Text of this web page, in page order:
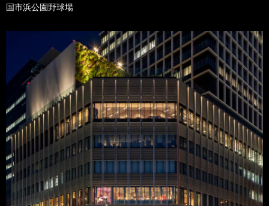
国市浜公園野球場